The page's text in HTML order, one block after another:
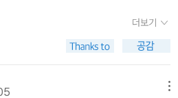
이란 이 세상 전부에 대한 죄책감의 다
러 '꽃피는 절망'이라고 부를 수 있을
마침 부분에는 그 점을 찍지 않고 맨 끝
즈>, 버지니아 울프의 <댈러웨이 부인
피츠제럴드의 <위대한 개츠비>, 어
/가정/실용 분야> '고흥아줌마'님의
인상은 이렇게 소소한 아름다움을 아
더라도 다 믿음이 가는구나 하는 느
가서 느긋한 시간도 누리고 도시의 풍
라 했던 인상깊은 책이었다. 4년 만
더보기